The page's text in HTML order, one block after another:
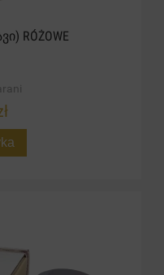
RÓŻOWE